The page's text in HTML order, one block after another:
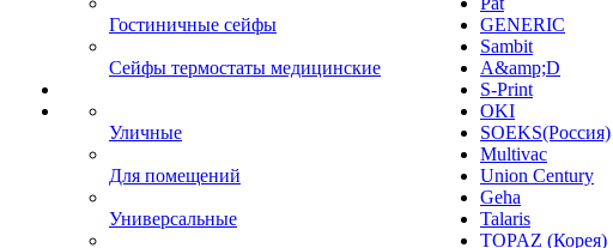
Гостиничные сейфы
Сейфы термостаты медицинские
Уличные
Для помещений
Универсальные
GENERIC
Sambit
A&amp;D
S-Print
OKI
SOEKS(Россия)
Multivac
Union Century
Geha
Talaris
TOPAZ (Корея)